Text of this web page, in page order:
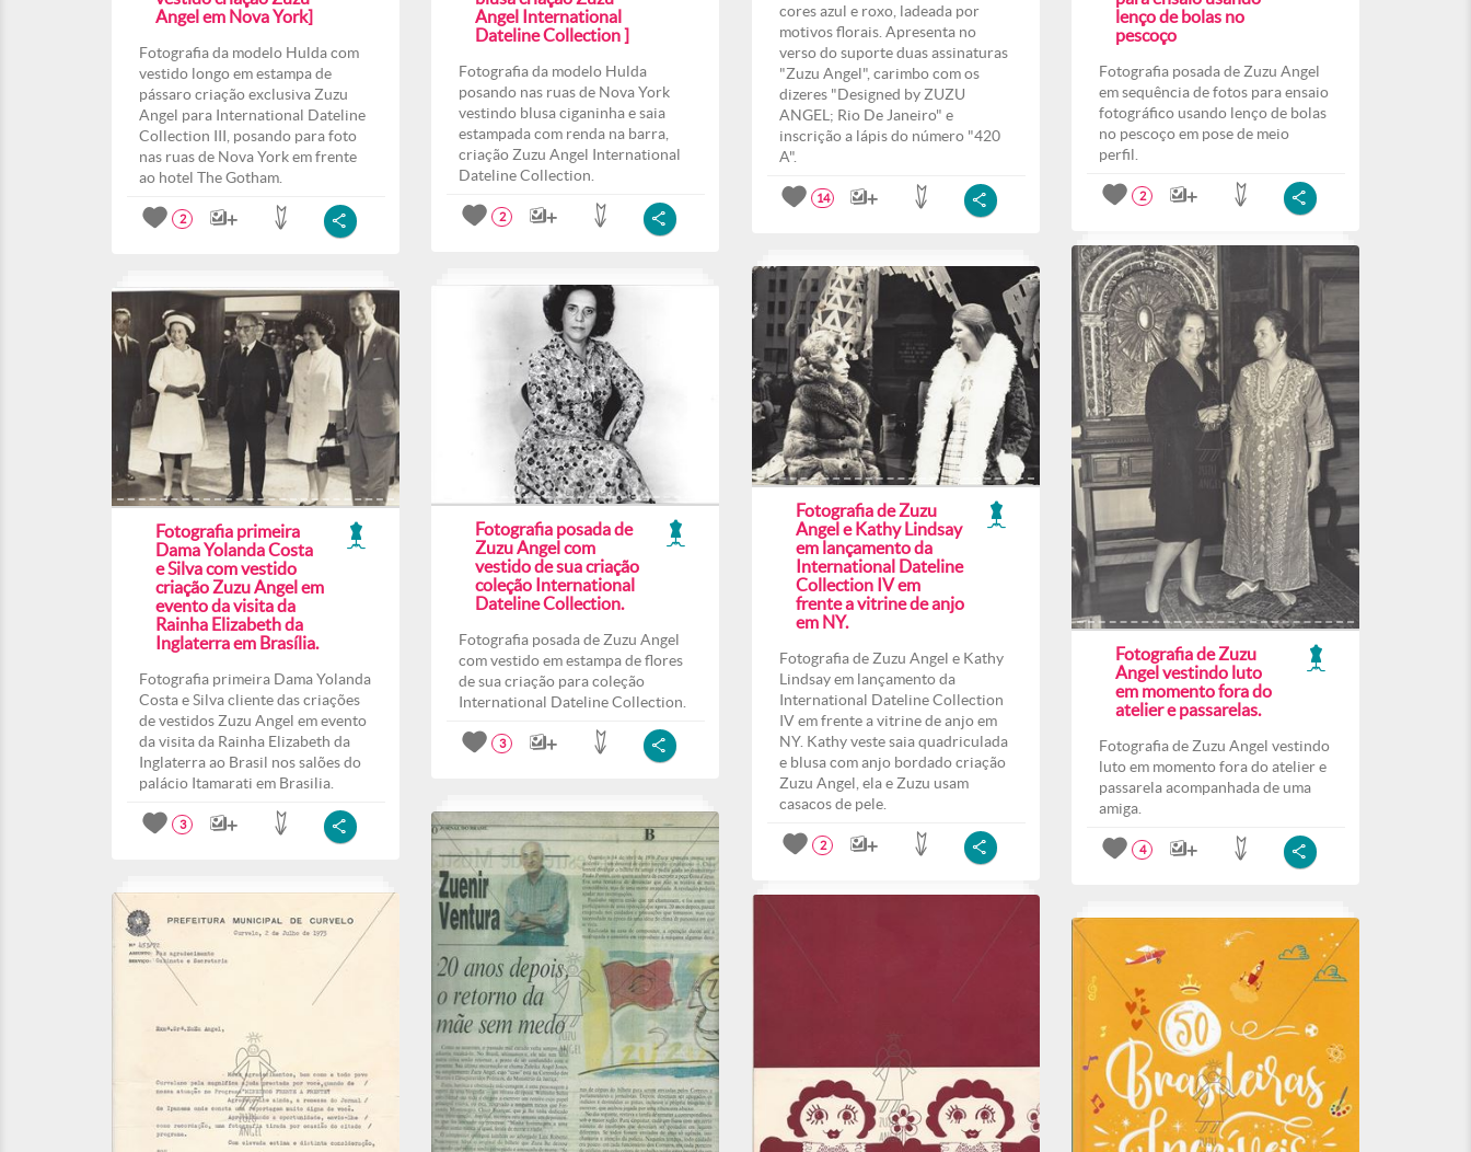
Angel em Nova York]
Fotografia da modelo Hulda com
vestido longo em estampa de
pássaro criação exclusiva Zuzu
Angel para International Dateline
Collection III, posando para foto
nas ruas de Nova York em frente
ao hotel The Gotham.
2
Angel International
Dateline Collection ]
Fotografia da modelo Hulda
posando nas ruas de Nova York
vestindo blusa ciganinha e saia
estampada com renda na barra,
criação Zuzu Angel International
Dateline Collection.
2
cores azul e roxo, ladeada por
motivos florais. Apresenta no
verso do suporte duas assinaturas
"Zuzu Angel", carimbo com os
dizeres "Designed by ZUZU
ANGEL; Rio De Janeiro" e
inscrição a lápis do número "420
A".
14
lenço de bolas no
pescoço
Fotografia posada de Zuzu Angel
em sequência de fotos para ensaio
fotográfico usando lenço de bolas
no pescoço em pose de meio
perfil.
2
Fotografia de Zuzu
Angel vestindo luto
em momento fora do
atelier e passarelas.
Fotografia de Zuzu Angel vestindo
luto em momento fora do atelier e
passarela acompanhada de uma
amiga.
4
Fotografia de Zuzu
Angel e Kathy Lindsay
em lançamento da
International Dateline
Collection IV em
frente a vitrine de anjo
em NY.
Fotografia de Zuzu Angel e Kathy
Lindsay em lançamento da
International Dateline Collection
IV em frente a vitrine de anjo em
NY. Kathy veste saia quadriculada
e blusa com anjo bordado criação
Zuzu Angel, ela e Zuzu usam
casacos de pele.
2
Fotografia posada de
Zuzu Angel com
vestido de sua criação
coleção International
Dateline Collection.
Fotografia posada de Zuzu Angel
com vestido em estampa de flores
de sua criação para coleção
International Dateline Collection.
3
Fotografia primeira
Dama Yolanda Costa
e Silva com vestido
criação Zuzu Angel em
evento da visita da
Rainha Elizabeth da
Inglaterra em Brasília.
Fotografia primeira Dama Yolanda
Costa e Silva cliente das criações
de vestidos Zuzu Angel em evento
da visita da Rainha Elizabeth da
Inglaterra ao Brasil nos salões do
palácio Itamarati em Brasilia.
3